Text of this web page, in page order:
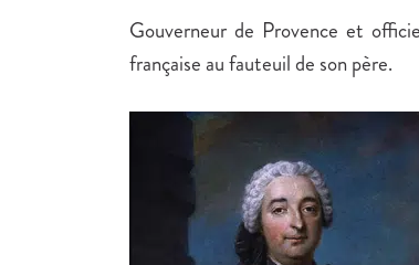
Gouverneur de Provence et
française au fauteuil de son père.